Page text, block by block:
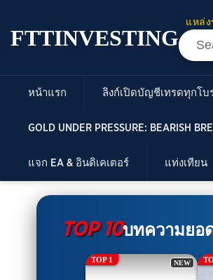
FTTINVESTING
แหล่
หน้าแรก ลิงก์เปิดบัญชีเทรดทุกโบ
GOLD UNDER PRESSURE: BEARISH
แจก EA & อินดิเคเตอร์ แท่งเทียน
TOP 10บทความยอ
TOP 1 NEW